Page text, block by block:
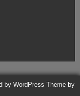
by WordPress Theme by